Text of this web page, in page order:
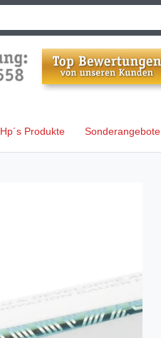
Hp´s Produkte Sonderangebote